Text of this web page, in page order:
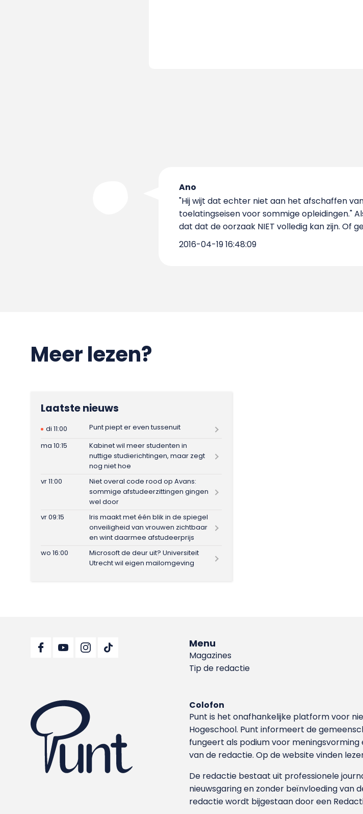
Ano
"Hij wijt dat echter niet aan het afschaffen
toelatingseisen voor sommige opleidingen."
dat dat de oorzaak NIET volledig kan zijn. Of
2016-04-19 16:48:09
Meer lezen?
Laatste nieuws
di 11:00
Punt piept er even tussenuit
ma 10:15
Kabinet wil meer studenten in
nuttige studierichtingen, maar zegt
nog niet hoe
vr 11:00
Niet overal code rood op Avans:
sommige afstudeerzittingen gingen
wel door
vr 09:15
Iris maakt met één blik in de spiegel
onveiligheid van vrouwen zichtbaar
en wint daarmee afstudeerprijs
wo 16:00
Microsoft de deur uit? Universiteit
Utrecht wil eigen mailomgeving
Menu
Magazines
Tip de redactie
Colofon
Punt is het onafhankelijke platform voor
Hoge­school. Punt informeert de
fungeert als podium voor
van de redactie. Op de website vinden
De redactie bestaat uit professionele
nieuwsgaring en zonder beïnvloeding van
redactie wordt bijgestaan door een